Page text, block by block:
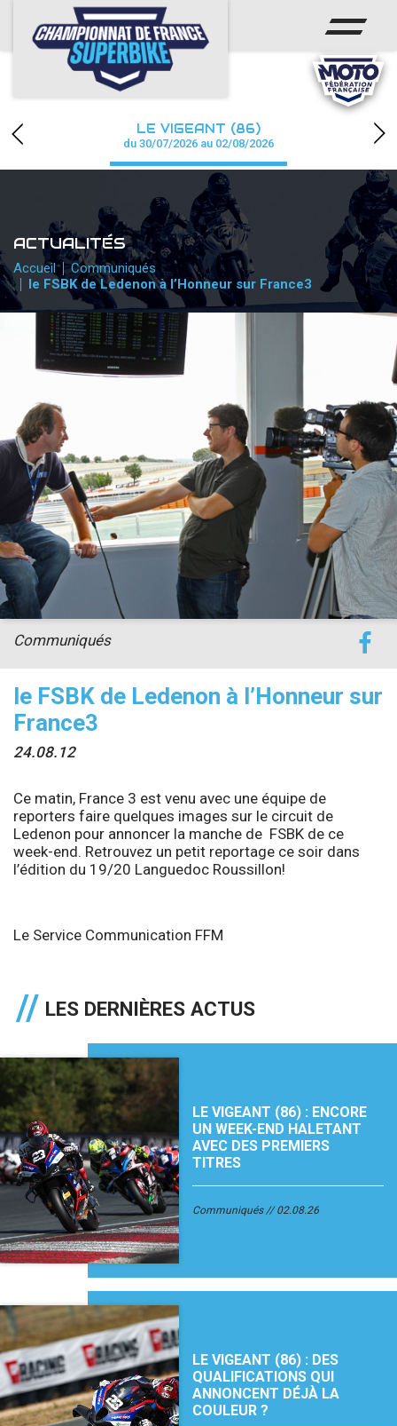
ACCUEIL
CHAMPIONNAT
CALENDRIER
PHOTOS / WEB TV
PARTENAIRES
PRESSE
PRESSE
accéder à la billetterie
LE VIGEANT (86)
du 30/07/2026 au 02/08/2026
ACTUALITÉS
Accueil
Communiqués
le FSBK de Ledenon à l’Honneur sur France3
le FSBK de Ledenon à l’Honneur sur
France3
24.08.12
Communiqués
Ce matin, France 3 est venu avec une équipe de
reporters faire quelques images sur le circuit de
Ledenon pour annoncer la manche de FSBK de ce
week-end. Retrouvez un petit reportage ce soir dans
l’édition du 19/20 Languedoc Roussillon!
Le Service Communication FFM
LES DERNIÈRES ACTUS
LE VIGEANT (86) : ENCORE
UN WEEK-END HALETANT
AVEC DES PREMIERS
TITRES
Communiqués 02.08.26
LE VIGEANT (86) : DES
QUALIFICATIONS QUI
ANNONCENT DÉJÀ LA
COULEUR ?